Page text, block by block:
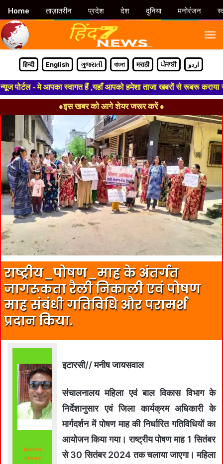
हिन्दी English ગુજરાતી বাংলা मराठी ਪੰਜਾਬੀ اردو
- मे आपका स्वागत हैं ,यहाँ आपको हमेशा ताजा खबरों से रूबरू कराया
♦इस खबर को आगे शेयर जरूर करें ♦
राष्ट्रीय_पोषण_माह के अंतर्गत
जागरूकता रैली निकाली एवं पोषण
माह संबंधी गतिविधि और परामर्श
प्रदान किया.
Manish
Jaiswal
इटारसी// मनीष जायसवाल
संचालनालय महिला एवं बाल विकास विभाग के
निर्देशानुसार एवं जिला कार्यक्रम अधिकारी के
मार्गदर्शन में पोषण माह की निर्धारित गतिविधियों का
आयोजन किया गया। राष्‍ट्रीय पोषण माह 1 सितंबर
से 30 सितंबर 2024 तक चलाया जाएगा। महिला
Home ताज़ातरीन प्रदेश देश दुनिया मनोरंजन